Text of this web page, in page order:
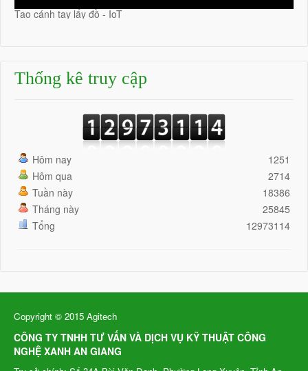
Tạo cánh tay lấy đồ - IoT
Thống kê truy cập
Hôm nay
Hôm qua
Tuần này
Tháng này
Tổng
1251
2714
18386
25845
12973114
Copyright © 2015 Agitech
CÔNG TY TNHH TƯ VẤN VÀ DỊCH VỤ KỸ THUẬT CÔNG
NGHỆ XANH AN GIANG